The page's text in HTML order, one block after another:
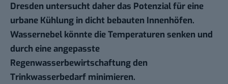
Dresden untersucht daher das Potenzial für eine
urbane Kühlung in dicht bebauten Innenhöfen.
Wassernebel könnte die Temperaturen senken und
durch eine angepasste
Regenwasserbewirtschaftung den
Trinkwasserbedarf minimieren.